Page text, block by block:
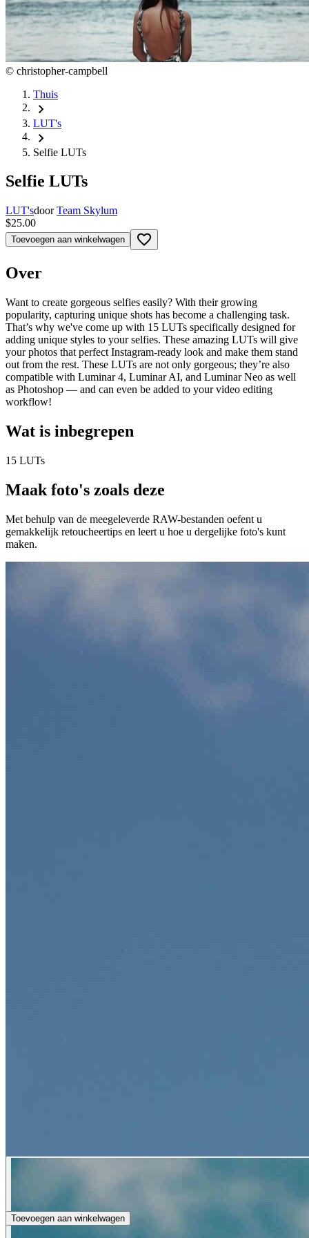
© christopher-campbell
Thuis
chevron_right
LUT's
chevron_right
Selfie LUTs
Selfie LUTs
LUT'sdoor Team Skylum
$25.00
Toevoegen aan winkelwagen favorite_border
Over
Want to create gorgeous selfies easily? With their growing
popularity, capturing unique shots has become a challenging task.
That’s why we've come up with 15 LUTs specifically designed for
adding unique styles to your selfies. These amazing LUTs will give
your photos that perfect Instagram-ready look and make them stand
out from the rest. These LUTs are not only gorgeous; they’re also
compatible with Luminar 4, Luminar AI, and Luminar Neo as well
as Photoshop — and can even be added to your video editing
workflow!
Wat is inbegrepen
15 LUTs
Maak foto's zoals deze
Met behulp van de meegeleverde RAW-bestanden oefent u
gemakkelijk retoucheertips en leert u hoe u dergelijke foto's kunt
maken.
Toevoegen aan winkelwagen